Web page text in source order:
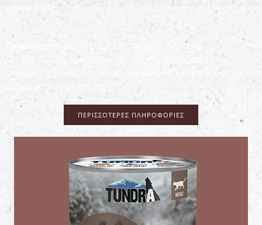
υγρασία 80%
Πρόσθετα:
Βιταμίνη D3 200 IU, Ταυρίνη 1.500 mg,
Ψευδάργυρος (μονοένυδρος θειικός ψευδάργυρος) 15 mg,
Μαγγάνιο (μονοένυδρο θειικό μαγγάνιο(II)) 3 mg, Ιώδιο (άνυδρο
ιωδικό ασβέστιο) 0,75 mg
ΠΕΡΙΣΣΌΤΕΡΕΣ ΠΛΗΡΟΦΟΡΊΕΣ